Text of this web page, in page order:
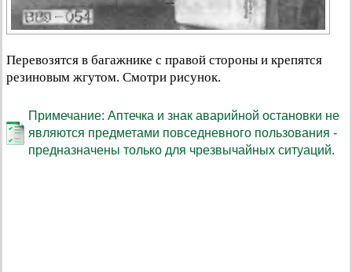
Перевозятся в багажнике с правой стороны и крепятся
резиновым жгутом. Смотри рисунок.
Примечание: Аптечка и знак аварийной остановки не
являются предметами повседневного пользования -
предназначены только для чрезвычайных ситуаций.